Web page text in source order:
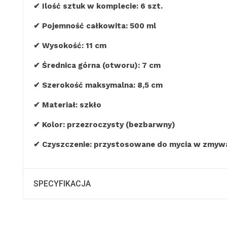
✔ Ilość sztuk w komplecie: 6 szt.
✔ Pojemność całkowita: 500 ml
✔ Wysokość: 11 cm
✔ Średnica górna (otworu): 7 cm
✔ Szerokość maksymalna: 8,5 cm
✔ Materiał: szkło
✔ Kolor: przezroczysty (bezbarwny)
✔ Czyszczenie: przystosowane do mycia w
SPECYFIKACJA